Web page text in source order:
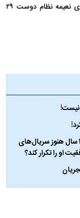
سکانسی از مجموعه ساعت خوش با بازی نعیمه نظام دوست ۲۹
سریال «خانه‌به‌دوش» ۲۰ ساله شد | چرا بعد از ۲۰ سال هنوز سریال‌های
او را تکرار کند؟